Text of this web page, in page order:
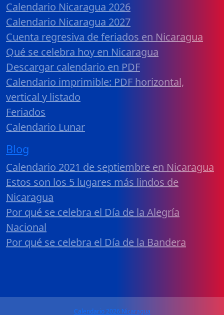
Calendario Nicaragua 2026
Calendario Nicaragua 2027
Cuenta regresiva de feriados en Nicaragua
Qué se celebra hoy en Nicaragua
Descargar calendario en PDF
Calendario imprimible: PDF horizontal,
vertical y listado
Feriados
Calendario Lunar
Blog
Calendario 2021 de septiembre en Nicaragua
Estos son los 5 lugares más lindos de
Nicaragua
Por qué se celebra el Día de la Alegría
Nacional
Por qué se celebra el Día de la Bandera
Calendario 2026 Nicaragua